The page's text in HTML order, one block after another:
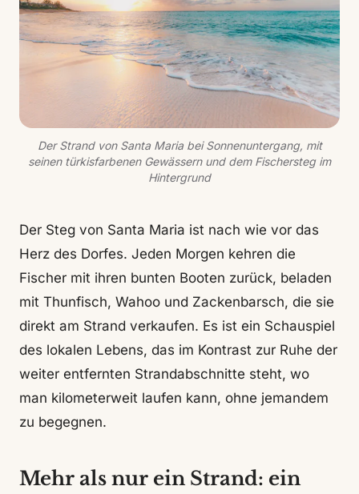
Der Strand von Santa Maria bei Sonnenuntergang, mit
seinen türkisfarbenen Gewässern und dem Fischersteg im
Hintergrund
Der Steg von Santa Maria ist nach wie vor das
Herz des Dorfes. Jeden Morgen kehren die
Fischer mit ihren bunten Booten zurück, beladen
mit Thunfisch, Wahoo und Zackenbarsch, die sie
direkt am Strand verkaufen. Es ist ein Schauspiel
des lokalen Lebens, das im Kontrast zur Ruhe der
weiter entfernten Strandabschnitte steht, wo
man kilometerweit laufen kann, ohne jemandem
zu begegnen.
Mehr als nur ein Strand: ein